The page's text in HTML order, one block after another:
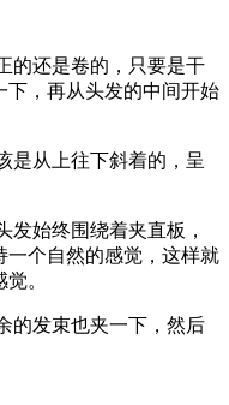
的还是卷的，只要是干
下，再从头发的中间开始
是从上往下斜着的，呈
发始终围绕着夹直板，
一个自然的感觉，这样就
。
的发束也夹一下，然后